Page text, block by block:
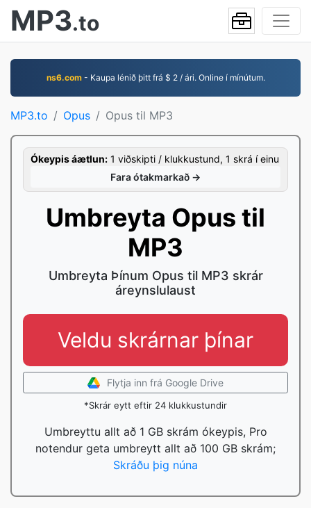
MP3.to
ns6.com- Kaupa lénið þitt frá $ 2 / ári. Online í mínútum.
MP3.to Opus Opus til MP3
Ókeypis áætlun: 1 viðskipti / klukkustund, 1 skrá í einu
Fara ótakmarkað →
Umbreyta Opus til
MP3
Umbreyta Þínum Opus til MP3 skrár
áreynslulaust
Veldu skrárnar þínar
Flytja inn frá Google Drive
*Skrár eytt eftir 24 klukkustundir
Umbreyttu allt að 1 GB skrám ókeypis, Pro
notendur geta umbreytt allt að 100 GB skrám;
Skráðu þig núna